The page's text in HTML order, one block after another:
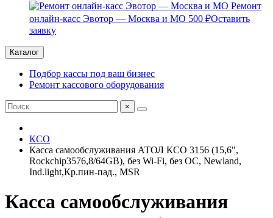
Ремонт
онлайн-касс Эвотор — Москва и МО 500 ₽Оставить
заявку
Каталог
Подбор кассы под ваш бизнес
Ремонт кассового оборудования
×
КСО
Касса самообслуживания АТОЛ КСО 3156 (15,6",
Rockchip3576,8/64GB), без Wi-Fi, без ОС, Newland,
Ind.light,Кр.пин-пад., MSR
Касса самообслуживания